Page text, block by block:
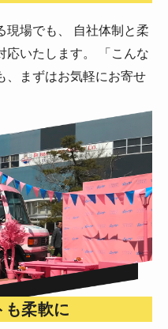
現場でも、 自社体制と柔
応いたします。 「こんな
、まずはお気軽にお寄せ
も柔軟に